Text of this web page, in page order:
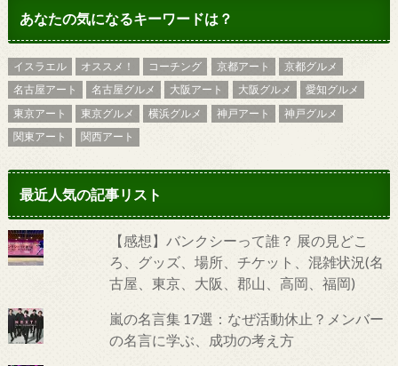
あなたの気になるキーワードは？
イスラエル オススメ！ コーチング 京都アート
京都グルメ
名古屋アート
名古屋グルメ 大阪アート 大阪グルメ
愛知グルメ
東京アート
東京グルメ 横浜グルメ 神戸アート
神戸グルメ
関東アート
関西アート
最近人気の記事リスト
【感想】バンクシーって誰？ 展の見どこ
ろ、グッズ、場所、チケット、混雑状況(名
古屋、東京、大阪、郡山、高岡、福岡)
嵐の名言集 17選：なぜ活動休止？メンバー
の名言に学ぶ、成功の考え方